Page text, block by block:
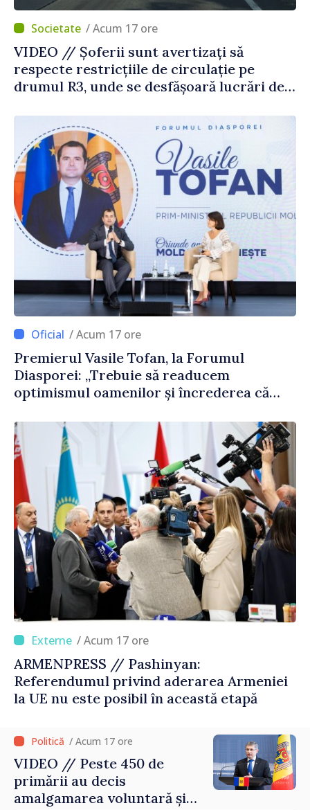
/ Acum 17 ore
VIDEO // Șoferii sunt avertizați să
respecte restricțiile de circulație pe
drumul R3, unde se desfășoară lucrări de
/ Acum 17 ore
Premierul Vasile Tofan, la Forumul
Diasporei: „Trebuie să readucem
optimismul oamenilor și încrederea că
corectă”
/ Acum 17 ore
ARMENPRESS // Pashinyan:
Referendumul privind aderarea Armeniei
la UE nu este posibil în această etapă
/ Acum 17 ore
VIDEO // Peste 450 de
primării au decis
amalgamarea voluntară și